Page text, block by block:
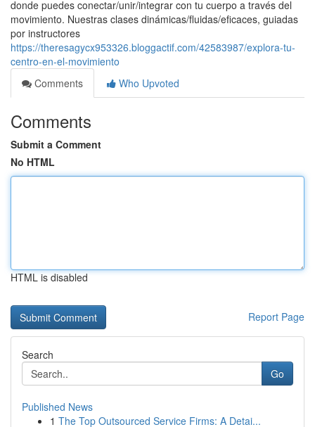
donde puedes conectar/unir/integrar con tu cuerpo a través del
movimiento. Nuestras clases dinámicas/fluidas/eficaces, guiadas
por instructores
https://theresagycx953326.bloggactif.com/42583987/explora-tu-
centro-en-el-movimiento
Comments
Who Upvoted
Comments
Submit a Comment
No HTML
HTML is disabled
Report Page
Search
Go
Published News
1 The Top Outsourced Service Firms: A Detai...